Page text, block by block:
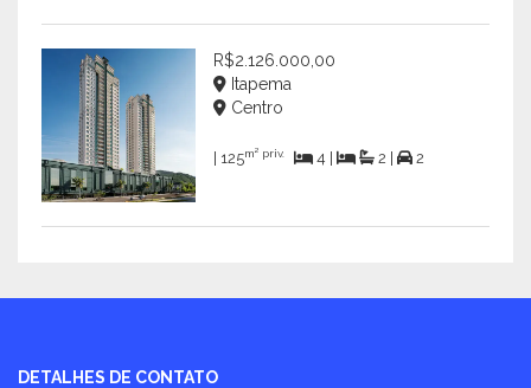
R$2.126.000,00
Itapema
Centro
| 125m² priv. 4 | 2 | 2
DETALHES DE CONTATO